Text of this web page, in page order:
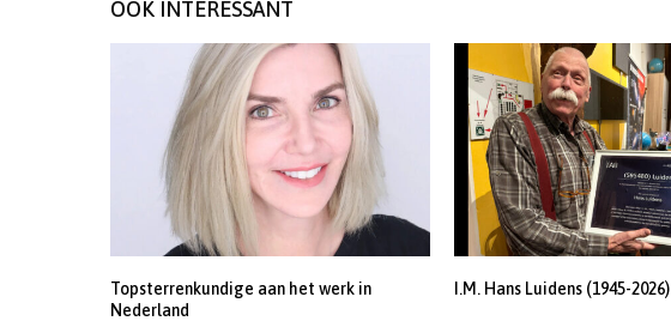
OOK INTERESSANT
Topsterrenkundige aan het werk in
Nederland
I.M. Hans Luidens (1945-2026)